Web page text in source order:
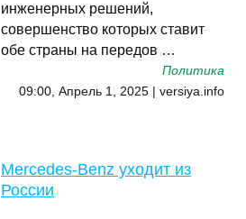
инженерных решений,
совершенство которых ставит
обе страны на передов …
Политика
09:00, Апрель 1, 2025 | versiya.info
Mercedes-Benz уходит из
России